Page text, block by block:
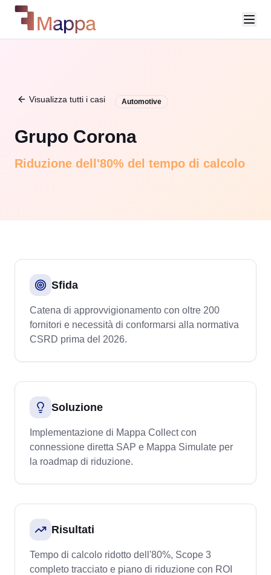
Visualizza tutti i casi Automotive
Grupo Corona
Riduzione dell'80% del tempo di calcolo
Sfida
Catena di approvvigionamento con oltre 200
fornitori e necessità di conformarsi alla normativa
CSRD prima del 2026.
Soluzione
Implementazione di Mappa Collect con
connessione diretta SAP e Mappa Simulate per
la roadmap di riduzione.
Risultati
Tempo di calcolo ridotto dell'80%, Scope 3
completo tracciato e piano di riduzione con ROI